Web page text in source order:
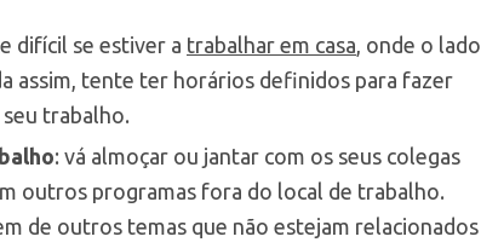
difícil se estiver a trabalhar em casa , onde o lado
assim, tente ter horários definidos para fazer
trabalho.
: vá almoçar ou jantar com os seus colegas
outros programas fora do local de trabalho.
de outros temas que não estejam relacionados